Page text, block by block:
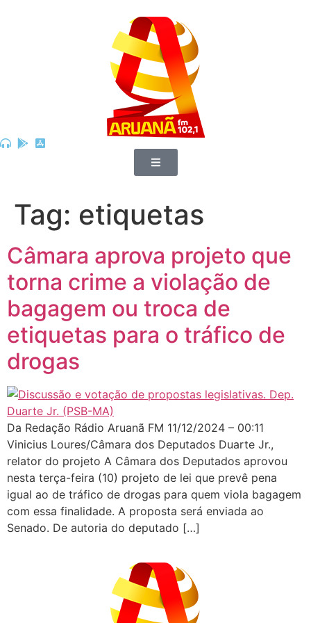
Tag: etiquetas
Câmara aprova projeto que
torna crime a violação de
bagagem ou troca de
etiquetas para o tráfico de
drogas
Da Redação Rádio Aruanã FM 11/12/2024 – 00:11
Vinicius Loures/Câmara dos Deputados Duarte Jr.,
relator do projeto A Câmara dos Deputados aprovou
nesta terça-feira (10) projeto de lei que prevê pena
igual ao de tráfico de drogas para quem viola bagagem
com essa finalidade. A proposta será enviada ao
Senado. De autoria do deputado […]